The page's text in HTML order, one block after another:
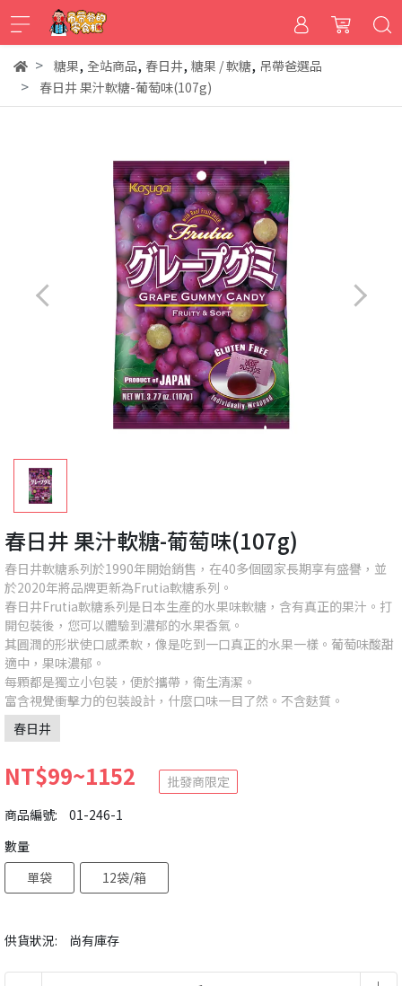
糖果, 全站商品, 春日井, 糖果 / 軟糖, 吊帶爸選品
春日井 果汁軟糖-葡萄味(107g)
春日井 果汁軟糖-葡萄味(107g)
春日井軟糖系列於1990年開始銷售，在40多個國家長期享有盛譽，並
於2020年將品牌更新為Frutia軟糖系列。
春日井Frutia軟糖系列是日本生產的水果味軟糖，含有真正的果汁。打
開包裝後，您可以體驗到濃郁的水果香氣。
其圓潤的形狀使口感柔軟，像是吃到一口真正的水果一樣。葡萄味酸甜
適中，果味濃郁。
每顆都是獨立小包裝，便於攜帶，衛生清潔。
富含視覺衝擊力的包裝設計，什麼口味一目了然。不含麩質。
春日井
NT$99~1152
批發商限定
商品編號:
01-246-1
供貨狀況: 尚有庫存
數量
單袋
12袋/箱